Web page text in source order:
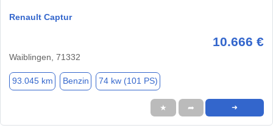
Renault Captur
10.666 €
Waiblingen, 71332
93.045 km Benzin 74 kw (101 PS)
★ ➦ ➜